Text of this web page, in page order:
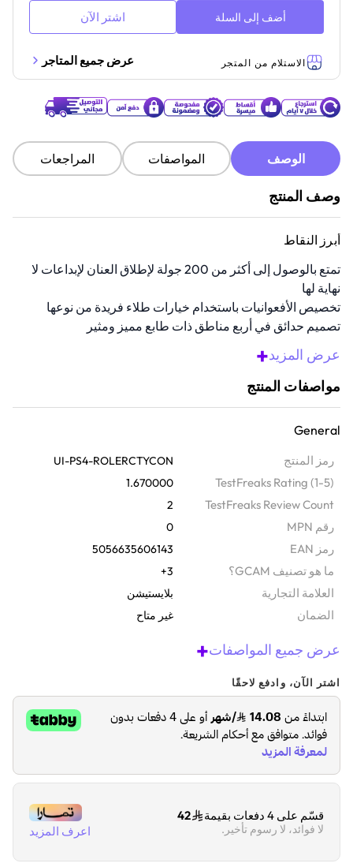
أضف إلى السلة اشتر الآن
الاستلام من المتجر عرض جميع المتاجر
الوصف المواصفات المراجعات
وصف المنتج
أبرز النقاط
تمتع بالوصول إلى أكثر من 200 جولة لإطلاق العنان لإبداعات لا
نهاية لها
تخصيص الأفعوانيات باستخدام خيارات طلاء فريدة من نوعها
تصميم حدائق في أربع مناطق ذات طابع مميز ومثير
قم بالتبديل بين ثلاثة أوضاع للعبة للحصول على متعة متنوعة
قم ببناء سبعة أنواع من الأفعوانيات المثيرة لإثارة حماسة
الضيوف
عرض المزيد+
مواصفات المنتج
General
رمز المنتج UI-PS4-ROLERCTYCON
TestFreaks Rating (1-5)
1.670000
TestFreaks Review Count
2
رقم MPN 0
رمز EAN 5056635606143
ما هو تصنيف GCAM؟ 3+
‫العلامة التجارية بلايستيشن
الضمان‬ غير متاح
عرض جميع المواصفات+
اشتر الآن، وادفع لاحقًا
قسّم على 4 دفعات بقيمة 42
لا فوائد، لا رسوم تأخير. اعرف المزيد